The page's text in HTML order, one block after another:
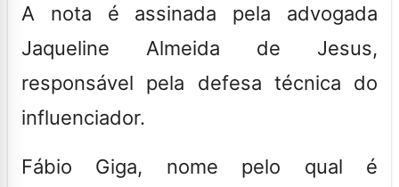
A nota é assinada pela advogada
Jaqueline Almeida de Jesus,
responsável pela defesa técnica do
influenciador.
Fábio Giga, nome pelo qual é